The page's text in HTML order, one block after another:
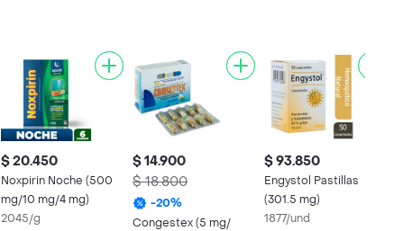
$ 20.450
Noxpirin Noche (500
mg/10 mg/4 mg)
2045/g
$ 14.900
$ 18.800
-20%
Congestex (5 mg/
$ 93.850
Engystol Pastillas
(301.5 mg)
1877/und